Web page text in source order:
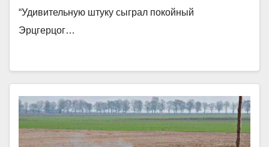
“Удивительную штуку сыграл покойный
Эрцгерцог…